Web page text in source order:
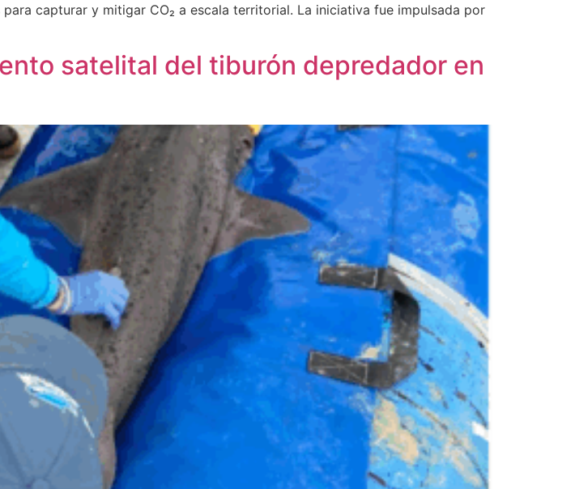
capturar y mitigar CO₂ a escala territorial. La iniciativa fue impulsada por
satelital del tiburón depredador en